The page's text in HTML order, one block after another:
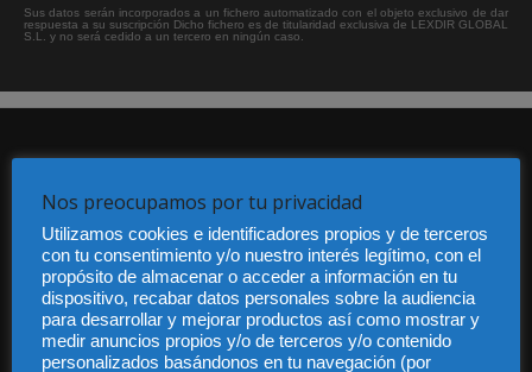
Sus datos serán incorporados a un fichero automatizado con el objeto exclusivo de dar
respuesta a su suscripción Dicho fichero es de titularidad exclusiva de LEXDIR GLOBAL
S.L. y no será cedido a un tercero en ningún caso.
Audiencia y Publicidad
Quiénes somos
Legal
Privacidad
Contacto
Nos preocupamos por tu privacidad
Utilizamos cookies e identificadores propios y de terceros
con tu consentimiento y/o nuestro interés legítimo, con el
propósito de almacenar o acceder a información en tu
dispositivo, recabar datos personales sobre la audiencia
para desarrollar y mejorar productos así como mostrar y
medir anuncios propios y/o de terceros y/o contenido
personalizados basándonos en tu navegación (por